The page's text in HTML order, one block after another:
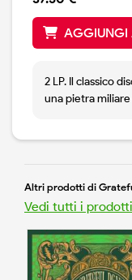
AGGIUNGI
2 LP. Il classico
una pietra
Altri prodotti di
Vedi tutti i